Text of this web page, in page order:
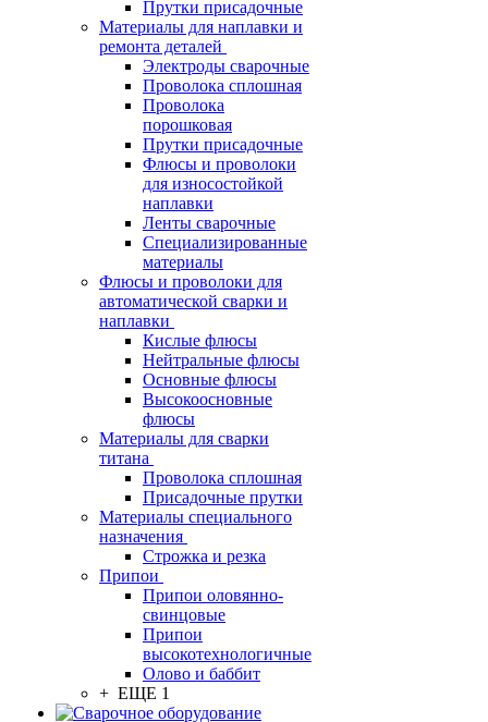
Прутки присадочные
Материалы для наплавки и
ремонта деталей
Электроды сварочные
Проволока сплошная
Проволока
порошковая
Прутки присадочные
Флюсы и проволоки
для износостойкой
наплавки
Ленты сварочные
Специализированные
материалы
Флюсы и проволоки для
автоматической сварки и
наплавки
Кислые флюсы
Нейтральные флюсы
Основные флюсы
Высокоосновные
флюсы
Материалы для сварки
титана
Проволока сплошная
Присадочные прутки
Материалы специального
назначения
Строжка и резка
Припои
Припои оловянно-
свинцовые
Припои
высокотехнологичные
Олово и баббит
+ ЕЩЕ 1